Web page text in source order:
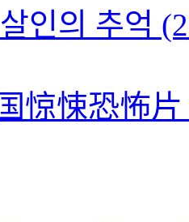
인의 추억
惊悚恐怖